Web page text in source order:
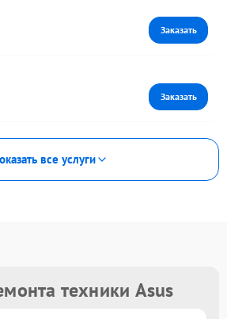
все услуги
техники Asus